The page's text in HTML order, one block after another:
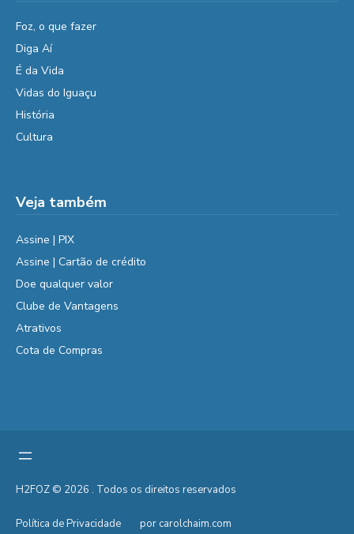
Foz, o que fazer
Diga Aí
É da Vida
Vidas do Iguaçu
História
Cultura
Veja também
Assine | PIX
Assine | Cartão de crédito
Doe qualquer valor
Clube de Vantagens
Atrativos
Cota de Compras
H2FOZ © 2026 . Todos os direitos reservados
Política de Privacidade por carolchaim.com